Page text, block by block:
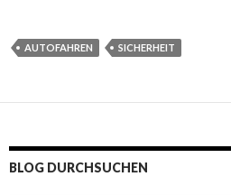
AUTOFAHREN SICHERHEIT
BLOG DURCHSUCHEN